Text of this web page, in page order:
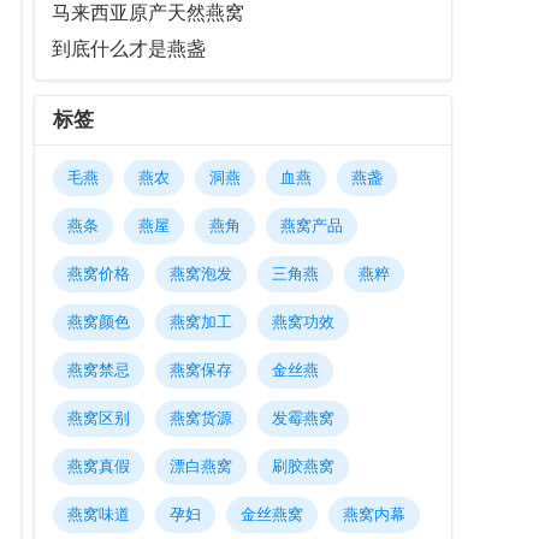
马来西亚原产天然燕窝
到底什么才是燕盏
标签
毛燕 燕农 洞燕 血燕 燕盏
燕条 燕屋 燕角 燕窝产品
燕窝价格 燕窝泡发 三角燕 燕粹
燕窝颜色 燕窝加工 燕窝功效
燕窝禁忌 燕窝保存 金丝燕
燕窝区别 燕窝货源 发霉燕窝
燕窝真假 漂白燕窝 刷胶燕窝
燕窝味道 孕妇 金丝燕窝 燕窝内幕